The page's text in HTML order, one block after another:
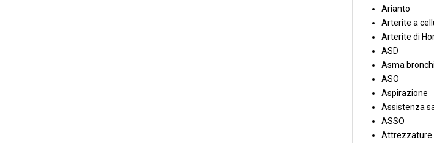
Arianto
Arterite a
Arterite di
ASD
Asma
ASO
Aspirazione
Assistenza
ASSO
Attrezzature